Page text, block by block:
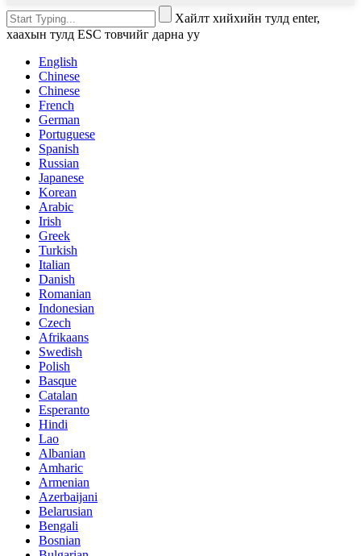
Хайлт хийхийн тулд enter,
хаахын тулд ESC товчийг дарна уу
English
Chinese
Chinese
French
German
Portuguese
Spanish
Russian
Japanese
Korean
Arabic
Irish
Greek
Turkish
Italian
Danish
Romanian
Indonesian
Czech
Afrikaans
Swedish
Polish
Basque
Catalan
Esperanto
Hindi
Lao
Albanian
Amharic
Armenian
Azerbaijani
Belarusian
Bengali
Bosnian